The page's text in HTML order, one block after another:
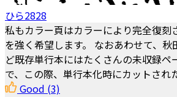
ひら2828
私もカラー頁はカラーにより完全復刻
を強く希望します。 なおあわせて、
ど既存単行本にはたくさんの未収録ペ
で、この際、単行本化時にカットされ
Good (3)